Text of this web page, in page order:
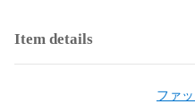
Item details
ファ